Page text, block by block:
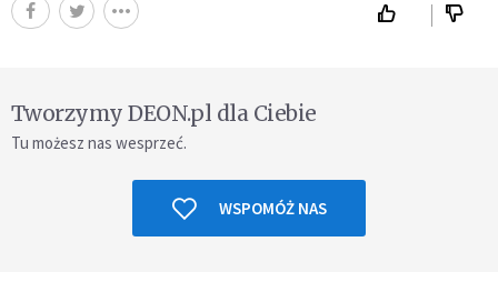
Tworzymy DEON.pl dla Ciebie
Tu możesz nas wesprzeć.
WSPOMÓŻ NAS